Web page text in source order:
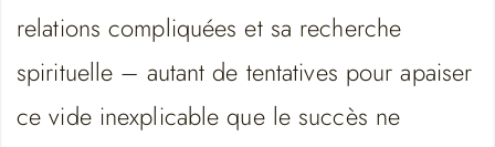
relations compliquées et sa recherche
spirituelle – autant de tentatives pour apaiser
ce vide inexplicable que le succès ne